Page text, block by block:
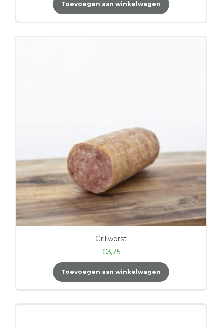
Toevoegen aan winkelwagen
Grillworst
€3,75
Toevoegen aan winkelwagen